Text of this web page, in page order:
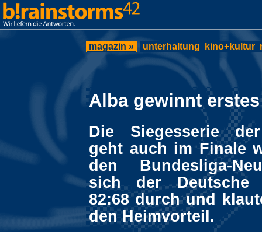
magazin » unterhaltung kino+kultur
Alba gewinnt
Die Siegesserie
geht auch im Finale
den Bundesliga-
sich der Deutsche
82:68 durch und
den Heimvorteil.